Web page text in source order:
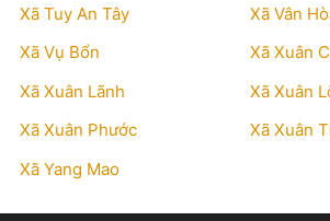
Xã Tuy An Tây
Xã Vân
Xã Vụ Bổn
Xã Xuân
Xã Xuân Lãnh
Xã Xuân
Xã Xuân Phước
Xã Xuân
Xã Yang Mao